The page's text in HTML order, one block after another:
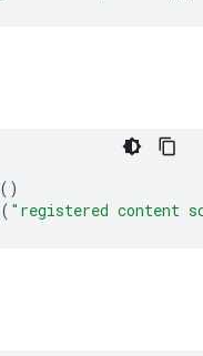
()
( "registered content